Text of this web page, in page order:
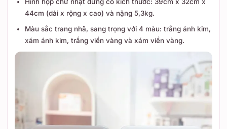
Hình hộp chữ nhật đứng có kích thước: 39cm x 32cm x
44cm (dài x rộng x cao) và nặng 5,3kg.
Màu sắc trang nhã, sang trọng với 4 màu: trắng ánh kim,
xám ánh kim, trắng viền vàng và xám viền vàng.